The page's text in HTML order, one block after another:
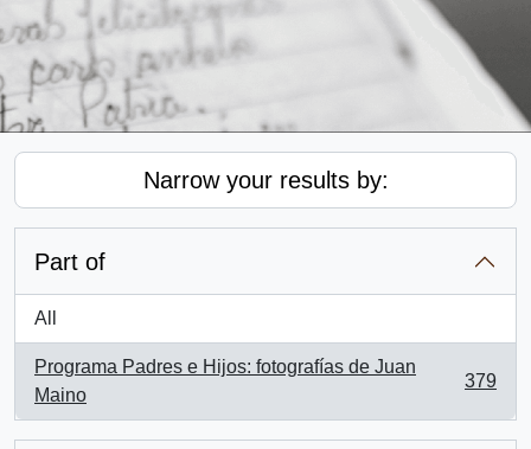
Narrow your results by:
Part of
All
Programa Padres e Hijos: fotografías de Juan
Maino
, 379 results
379